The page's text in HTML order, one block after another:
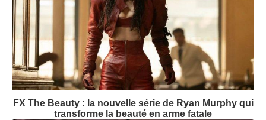
FX The Beauty : la nouvelle série de Ryan Murphy qui
transforme la beauté en arme fatale